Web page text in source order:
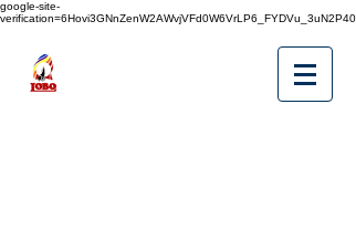
google-site-
verification=6Hovi3GNnZenW2AWvjVFd0W6VrLP6_FYDVu_3uN2P40